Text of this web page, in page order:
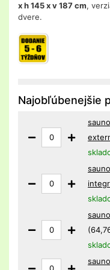
x h 145 x v 187 cm,
dvere.
Najobľúbenejšie